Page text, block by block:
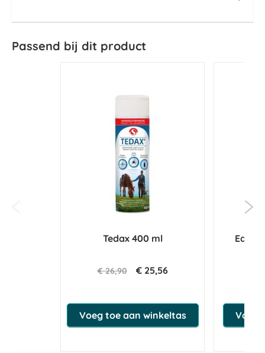
Passend bij dit product
Tedax 400 ml
€ 26,90 € 25,56
Voeg toe aan winkeltas Voeg